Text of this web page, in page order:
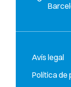
Avís legal
Política de